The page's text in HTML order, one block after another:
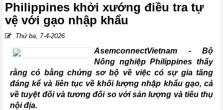
Philippines khởi xướng điều tra tự
vệ với gạo nhập khẩu
Thứ ba, 7-4-2026
AsemconnectVietnam - Bộ
Nông nghiệp Philippines thấy
rằng có bằng chứng sơ bộ về việc có sự gia tăng
đáng kể và liên tục về khối lượng nhập khẩu gạo, cả
về tuyệt đối và tương đối so với sản lượng và tiêu thụ
nội địa.